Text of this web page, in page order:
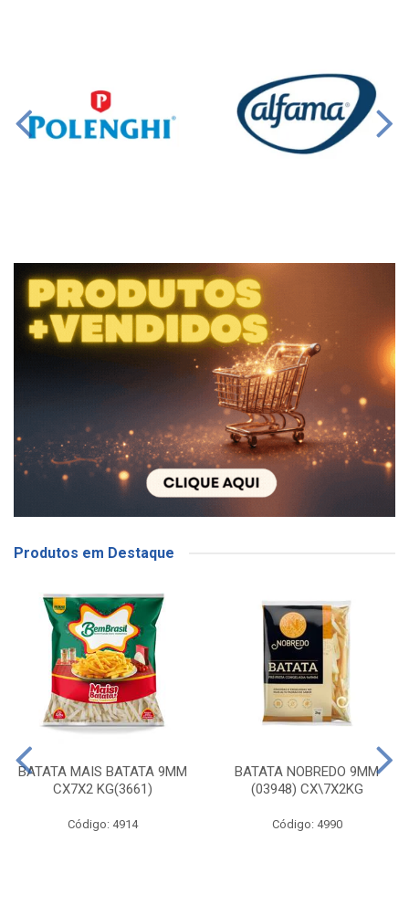
Produtos em Destaque
BATATA MAIS BATATA 9MM
CX7X2 KG(3661)
Código: 4914
BATATA NOBREDO 9MM
(03948) CX\7X2KG
Código: 4990